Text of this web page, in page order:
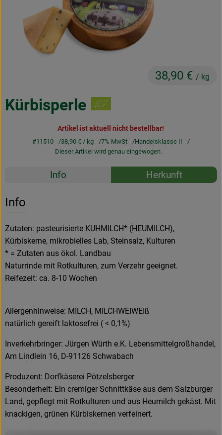
Obst & Gemüse
Frisches
Naturkost
Drogerie & Diverses
Lieferservice
Geschäftskunden
Kürbisperle
38,90 € / kg
Artikel ist aktuell nicht bestellbar!
#11510 38,90 € / kg 7% MwSt
Handelsklasse II
Dieser Artikel wird genau eingewogen.
Rezepte
Info Herkunft
Info
Zutaten: pasteurisierte KUHMILCH* (HEUMILCH),
Kürbiskerne, mikrobielles Lab, Steinsalz, Kulturen
* = Zutaten aus ökol. Landbau
Naturrinde mit Rotkulturen, zum Verzehr geeignet.
Reifezeit: ca. 8-10 Wochen
Allergenhinweise: MILCH, MILCHWEIWEIß
natürlich gereift laktosefrei ( < 0,1%)
Inverkehrbringer: Jürgen Würth e.K. Lebensmittelgroßhandel,
Am Lindlein 16, D-91126 Schwabach
Produzent: Dorfkäserei Pötzelsberger
Besonderheit: Ein cremiger Schnittkäse aus dem Salzburger
Land, gepflegt mit Rotkulturen und aus Heumilch gekäst. Mit
knackigen, grünen Kürbiskernen verfeinert.